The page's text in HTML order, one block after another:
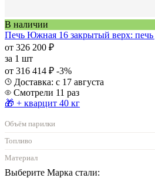
В наличии
Печь Южная 16 закрытый верх:
от 326 200 ₽
за 1 шт
от 316 414 ₽ -3%
Доставка: с 17 августа
Смотрели 11 раз
🎁 + кварцит 40 кг
Объём парилки
Топливо
Материал
Выберите Марка стали: